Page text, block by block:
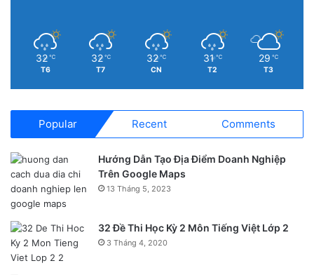
4. GPRS/E.
GPRS và EDGE là một trong những tiêu chuẩn mạng dữ liệu
di động. Tuy nhiên, tốc độ thấp hơn nhiều so với 3G hay 4G
32 ℃
T6
32 ℃
T7
32 ℃
CN
31 ℃
T2
29 ℃
T3
Popular Recent Comments
Hướng Dẫn Tạo Địa Điểm Doanh Nghiệp
Trên Google Maps
13 Tháng 5, 2023
32 Đề Thi Học Kỳ 2 Môn Tiếng Việt Lớp 2
3 Tháng 4, 2020